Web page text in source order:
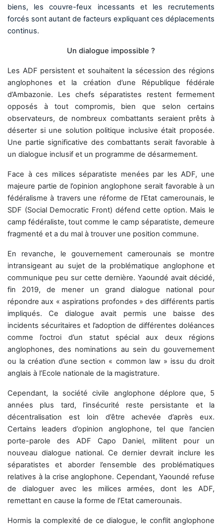
biens, les couvre-feux incessants et les recrutements
forcés sont autant de facteurs expliquant ces déplacements
continus.
Un dialogue impossible ?
Les ADF persistent et souhaitent la sécession des régions
anglophones et la création d’une République fédérale
d’Ambazonie. Les chefs séparatistes restent fermement
opposés à tout compromis, bien que selon certains
observateurs, de nombreux combattants seraient prêts à
déserter si une solution politique inclusive était proposée.
Une partie significative des combattants serait favorable à
un dialogue inclusif et un programme de désarmement.
Face à ces milices séparatiste menées par les ADF, une
majeure partie de l’opinion anglophone serait favorable à un
fédéralisme à travers une réforme de l’Etat camerounais, le
SDF (Social Democratic Front) défend cette option. Mais le
camp fédéraliste, tout comme le camp séparatiste, demeure
fragmenté et a du mal à trouver une position commune.
En revanche, le gouvernement camerounais se montre
intransigeant au sujet de la problématique anglophone et
communique peu sur cette dernière. Yaoundé avait décidé,
fin 2019, de mener un grand dialogue national pour
répondre aux « aspirations profondes » des différents partis
impliqués. Ce dialogue avait permis une baisse des
incidents sécuritaires et l’adoption de différentes doléances
comme l’octroi d’un statut spécial aux deux régions
anglophones, des nominations au sein du gouvernement
ou la création d’une section « common law » issu du droit
anglais à l’Ecole nationale de la magistrature.
Cependant, la société civile anglophone déplore que, 5
années plus tard, l’insécurité reste persistante et la
décentralisation est loin d’être achevée d’après eux.
Certains leaders d’opinion anglophone, tel que l’ancien
porte-parole des ADF Capo Daniel, militent pour un
nouveau dialogue national. Ce dernier devrait inclure les
séparatistes et aborder l’ensemble des problématiques
relatives à la crise anglophone. Cependant, Yaoundé refuse
de dialoguer avec les milices armées, dont les ADF,
remettant en cause la forme de l’Etat camerounais.
Hormis la complexité de ce dialogue, le conflit anglophone